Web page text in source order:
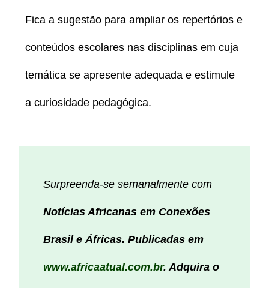
Fica a sugestão para ampliar os repertórios e
conteúdos escolares nas disciplinas em cuja
temática se apresente adequada e estimule
a curiosidade pedagógica.
Surpreenda-se semanalmente com
Notícias Africanas em Conexões
Brasil e Áfricas. Publicadas em
www.africaatual.com.br. Adquira o